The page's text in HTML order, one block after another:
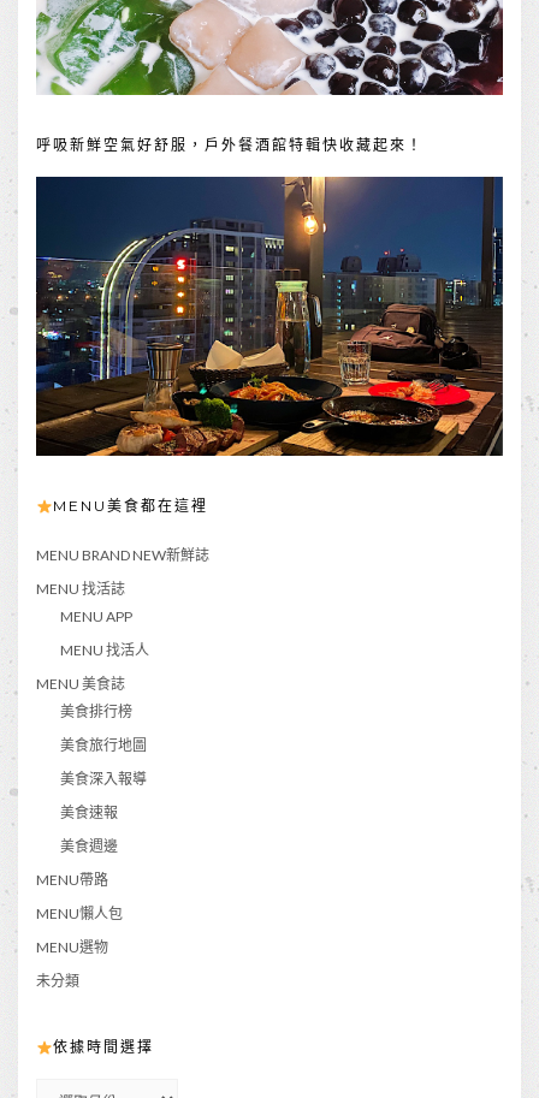
呼吸新鮮空氣好舒服，戶外餐酒館特輯快收藏起來！
MENU美食都在這裡
MENU BRAND NEW新鮮誌
MENU 找活誌
MENU APP
MENU 找活人
MENU 美食誌
美食排行榜
美食旅行地圖
美食深入報導
美食速報
美食週邊
MENU帶路
MENU懶人包
MENU選物
未分類
依據時間選擇